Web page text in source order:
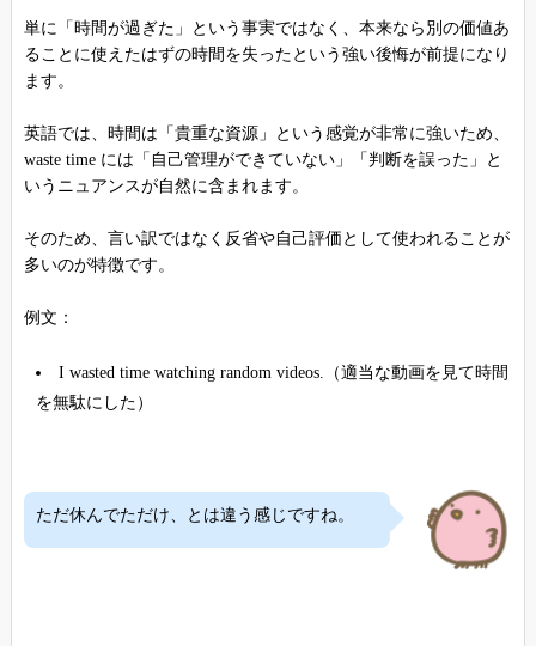
単に「時間が過ぎた」という事実ではなく、本来なら別の価値あ
ることに使えたはずの時間を失ったという強い後悔が前提になり
ます。
英語では、時間は「貴重な資源」という感覚が非常に強いため、
waste time には「自己管理ができていない」「判断を誤った」と
いうニュアンスが自然に含まれます。
そのため、言い訳ではなく反省や自己評価として使われることが
多いのが特徴です。
例文：
I wasted time watching random videos.（適当な動画を見て時間
を無駄にした）
ただ休んでただけ、とは違う感じですね。